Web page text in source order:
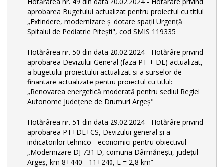
aprobarea Bugetului actualizat pentru proiectul cu titlul
„Extindere, modernizare și dotare spații Urgență
Spitalul de Pediatrie Pitești", cod SMIS 119335
Hotărârea nr. 50 din data 20.02.2024 - Hotărâre privind
aprobarea Devizului General (faza PT + DE) actualizat,
a bugetului proiectului actualizat si a surselor de
finantare actualizate pentru proiectul cu titlul:
„Renovarea energetică moderată pentru sediul Regiei
Autonome Județene de Drumuri Argeș"
Hotărârea nr. 51 din data 29.02.2024 - Hotărâre privind
aprobarea PT+DE+CS, Devizului general și a
indicatorilor tehnico - economici pentru obiectivul
„Modernizare DJ 731 D, comuna Dârmănești, județul
Argeș, km 8+440 - 11+240, L = 2,8 km”